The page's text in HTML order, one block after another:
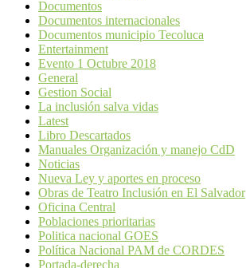
Documentos
Documentos internacionales
Documentos municipio Tecoluca
Entertainment
Evento 1 Octubre 2018
General
Gestion Social
La inclusión salva vidas
Latest
Libro Descartados
Manuales Organización y manejo CdD
Noticias
Nueva Ley y aportes en proceso
Obras de Teatro Inclusión en El Salvador
Oficina Central
Poblaciones prioritarias
Politica nacional GOES
Política Nacional PAM de CORDES
Portada-derecha